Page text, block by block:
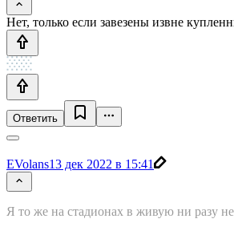
Нет, только если завезены извне
Ответить
EVolans13 дек 2022 в 15:41
Я то же на стадионах в живую ни разу